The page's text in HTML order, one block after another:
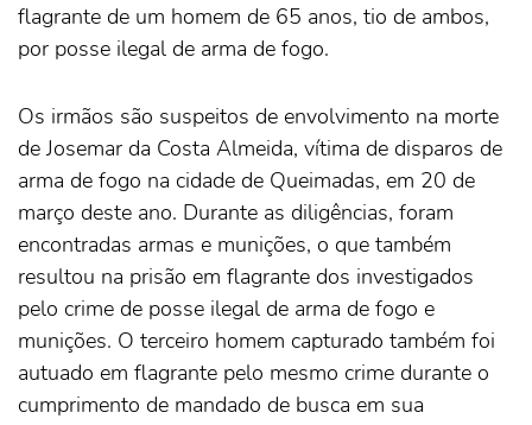
flagrante de um homem de 65 anos, tio de ambos,
por posse ilegal de arma de fogo.
Os irmãos são suspeitos de envolvimento na morte
de Josemar da Costa Almeida, vítima de disparos de
arma de fogo na cidade de Queimadas, em 20 de
março deste ano. Durante as diligências, foram
encontradas armas e munições, o que também
resultou na prisão em flagrante dos investigados
pelo crime de posse ilegal de arma de fogo e
munições. O terceiro homem capturado também foi
autuado em flagrante pelo mesmo crime durante o
cumprimento de mandado de busca em sua